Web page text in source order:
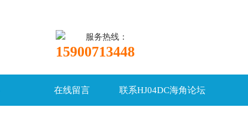
服务热线：
15900713448
在线留言 联系HJ04DC海角论坛